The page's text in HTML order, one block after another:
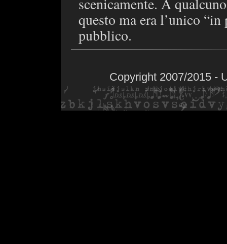
scenicamente. A
questo ma era l’unico “in
pubblico.
Copyright 2007/2015 -